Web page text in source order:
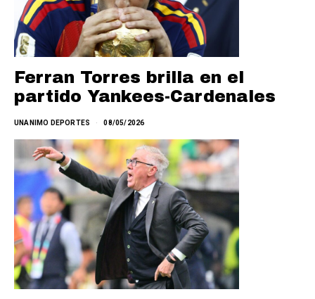
Ferran Torres brilla en el
partido Yankees-Cardenales
UNANIMO DEPORTES 08/05/2026